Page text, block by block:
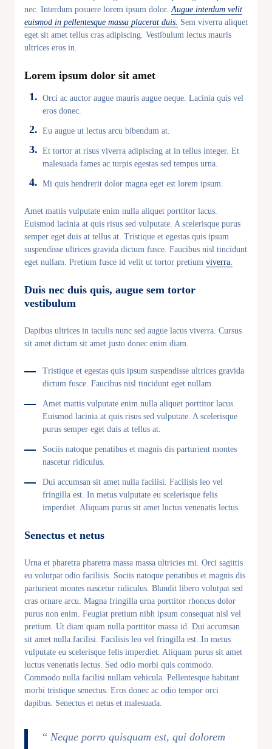
nec. Interdum posuere lorem ipsum dolor. Augue interdum velit
euismod in pellentesque massa placerat duis. Sem viverra aliquet
eget sit amet tellus cras adipiscing. Vestibulum lectus mauris
ultrices eros in.
Lorem ipsum dolor sit amet
Orci ac auctor augue mauris augue neque. Lacinia quis vel
eros donec.
Eu augue ut lectus arcu bibendum at.
Et tortor at risus viverra adipiscing at in tellus integer. Et
malesuada fames ac turpis egestas sed tempus urna.
Mi quis hendrerit dolor magna eget est lorem ipsum.
Amet mattis vulputate enim nulla aliquet porttitor lacus.
Euismod lacinia at quis risus sed vulputate. A scelerisque purus
semper eget duis at tellus at. Tristique et egestas quis ipsum
suspendisse ultrices gravida dictum fusce. Faucibus nisl tincidunt
eget nullam. Pretium fusce id velit ut tortor pretium viverra.
Duis nec duis quis, augue sem tortor
vestibulum
Dapibus ultrices in iaculis nunc sed augue lacus viverra. Cursus
sit amet dictum sit amet justo donec enim diam.
Tristique et egestas quis ipsum suspendisse ultrices gravida
dictum fusce. Faucibus nisl tincidunt eget nullam.
Amet mattis vulputate enim nulla aliquet porttitor lacus.
Euismod lacinia at quis risus sed vulputate. A scelerisque
purus semper eget duis at tellus at.
Sociis natoque penatibus et magnis dis parturient montes
nascetur ridiculus.
Dui accumsan sit amet nulla facilisi. Facilisis leo vel
fringilla est. In metus vulputate eu scelerisque felis
imperdiet. Aliquam purus sit amet luctus venenatis lectus.
Senectus et netus
Urna et pharetra pharetra massa massa ultricies mi. Orci sagittis
eu volutpat odio facilisis. Sociis natoque penatibus et magnis dis
parturient montes nascetur ridiculus. Blandit libero volutpat sed
cras ornare arcu. Magna fringilla urna porttitor rhoncus dolor
purus non enim. Feugiat pretium nibh ipsum consequat nisl vel
pretium. Ut diam quam nulla porttitor massa id. Dui accumsan
sit amet nulla facilisi. Facilisis leo vel fringilla est. In metus
vulputate eu scelerisque felis imperdiet. Aliquam purus sit amet
luctus venenatis lectus. Sed odio morbi quis commodo.
Commodo nulla facilisi nullam vehicula. Pellentesque habitant
morbi tristique senectus. Eros donec ac odio tempor orci
dapibus. Senectus et netus et malesuada.
“ Neque porro quisquam est, qui dolorem